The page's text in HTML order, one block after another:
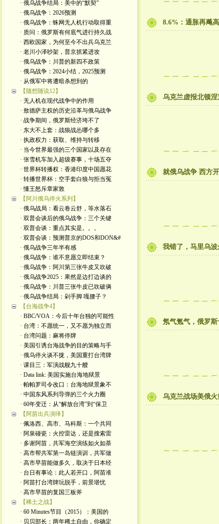
· 俄乌战争结局：美中的“默契”
· 俄乌战争：2026预测
· 俄乌战争：蛛网无人机行动取得重
· 质问：俄罗斯有何底气进行持久战
· 西欧国家，为何至今不出兵乌克兰
· 老川小泽吵架，普京抓紧进攻
· 俄乌战争：川普的新四不政策
· 俄乌战争：2024小结，2025预测
· 从俄军中将遭暗杀想到的
【随想随说12】
· 无人机在现代战争中的作用
· 敖德萨主权的历史沿革与俄乌战争
· 战争期间，俄罗斯经济垮不了
· 东大不上套：战狼战怂哪个多
· 执政权力：获取、维持与转移
· 当今世界最强的三个国家以及存在
· 张雪机车加入超级赛事，十场五夺
· 世界杯转播权：香港印度中国愿花
· 转播世界杯：空手套白狼与拒当冤
· 懂王怒斥章家敦
【阿川俄乌停火系列】
· 俄乌战局：看云卷云舒，等水落石
· 双普会谈后的俄乌战争：三个关键
· 双普会谈：重点其实是。。。
· 双普会谈：预测普京的DOS和DON&#
· 俄乌战争三年半有感
· 俄乌战争：谁不意愿立即结束？
· 俄乌战争：阿川第三张牛皮又吹破
· 俄乌战争2025：果然是边打边谈的
· 俄乌战争：川普三张牛皮已吹破俩
· 俄乌战争结局：剁手脚 嘎腰子？
【台海战争4】
· BBC/VOA：今后十年台独的可能性
· 台湾：不愿统一，又不愿为独立而
· 台湾问题：麻将停牌
· 美国引诱台海战争的目的策略与手
· 俄乌停火谈不拢，美国重打台湾牌
· 课目三：军演战舰九十艘
· Data link: 美国实施台海地狱景
· 帕帕罗司令改口：台海地狱景象不
· 中国东风系列导弹的三个火力圈
· 60年变迁：从“解放台湾”到“保卫
【阿苗出兵演绎】
· 佩洛西、高市、马科斯：一个共同
· 阿泉碰瓷：火控雷达，还是搜索雷
· 多谢阿苗，共军海空演练如火如荼
· 高市帮共军第一岛链演训，共军做
· 高市早苗能做多久，取决于日本经
· 台日有事论：此人若开口，阿苗准
· 阿苗打台湾牌玩脱手，前景堪忧
· 高市早苗的复国三板斧
【稀土之战】
· 60 Minutes节目（2015）：美国的
· 贝贝部长：两年稀土自由，你确定
8.6%：通胀再飚
乌克兰虚报北顿
就俄乌战争 西方
我错了，马里乌
氖气氪气，俄罗
乌克兰战场美俄